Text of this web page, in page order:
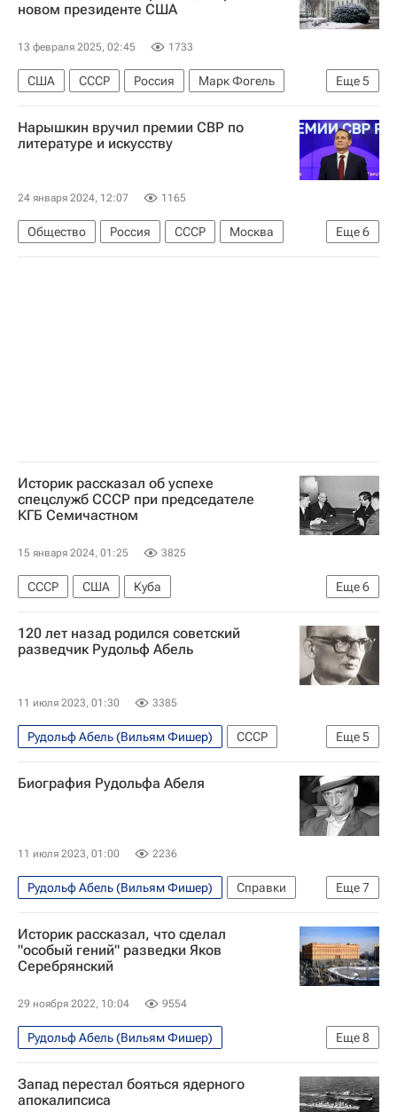
НАСА Государственный департамент США
новом президенте США
13 февраля 2025, 02:45 1733
Еще5
США СССР Россия
Марк Фогель
Дональд Трамп
Александр Винник
КПСС
Обмен заключенными между Россией и Западом
Нарышкин вручил премии СВР по
литературе и искусству
24 января 2024, 12:07 1165
Еще6
Общество Россия СССР
Москва
Сергей Нарышкин
Феликс Дзержинский
Историк рассказал об успехе
спецслужб СССР при председателе
КГБ Семичастном
15 января 2024, 01:25 3825
Еще6
СССР США
Куба
Джон Кеннеди (политик)
Конон Молодый
Фидель Кастро
КПСС
120 лет назад родился советский
разведчик Рудольф Абель
11 июля 2023, 01:30 3385
Еще5
Рудольф Абель (Вильям Фишер)
СССР
США
Россия
Лондонский университет
Биография Рудольфа Абеля
11 июля 2023, 01:00 2236
Еще7
Рудольф Абель (Вильям Фишер)
Справки
Фрэнсис Пауэрс
ФБР
Валерий Чкалов
Москва
Англия СССР КГБ РСФСР
Историк рассказал, что сделал
"особый гений" разведки Яков
Серебрянский
29 ноября 2022, 10:04 9554
Еще8
Рудольф Абель (Вильям Фишер)
Служба внешней разведки Российской Федерации (СВР России)
СССР
Россия
Франция
Запад перестал бояться ядерного
апокалипсиса